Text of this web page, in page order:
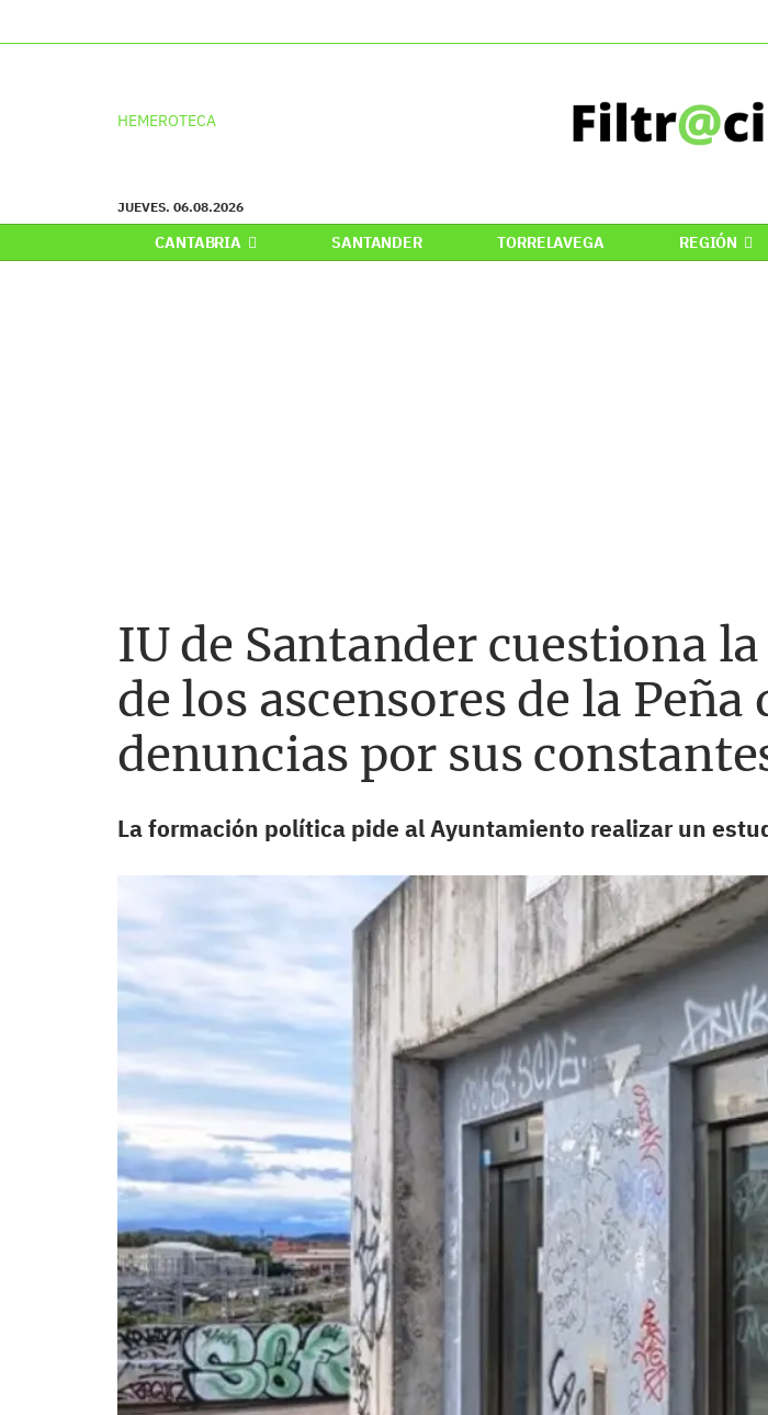
HEMEROTECA
JUEVES. 06.08.2026
CANTABRIA SANTANDER TORRELAVEGA REGIÓN
IU de Santander cuestiona
de los ascensores de la
denuncias por sus
La formación política pide al Ayuntamiento realizar un